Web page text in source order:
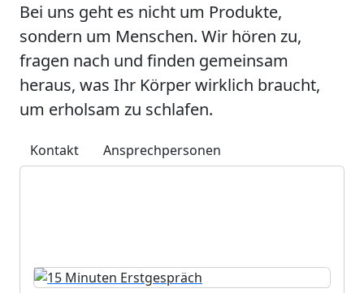
Bei uns geht es nicht um Produkte,
sondern um Menschen. Wir hören zu,
fragen nach und finden gemeinsam
heraus, was Ihr Körper wirklich braucht,
um erholsam zu schlafen.
Kontakt Ansprechpersonen